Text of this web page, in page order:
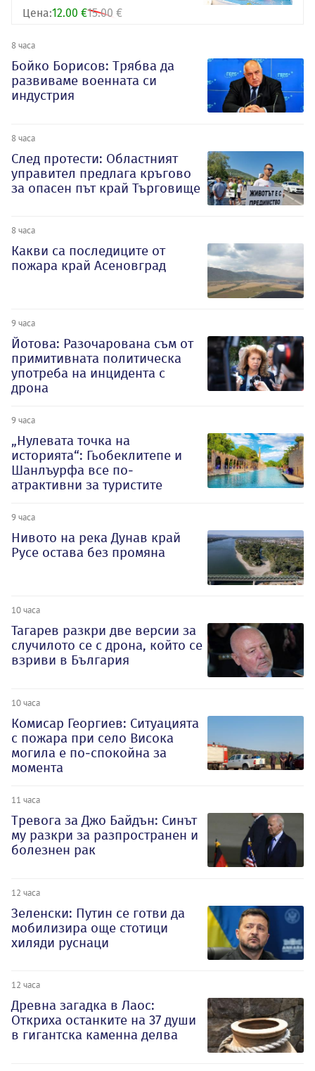
Цена:12.00 €15.00 €
8 часа
Бойко Борисов: Трябва да
развиваме военната си
индустрия
8 часа
След протести: Областният
управител предлага кръгово
за опасен път край Търговище
8 часа
Какви са последиците от
пожара край Асеновград
9 часа
Йотова: Разочарована съм от
примитивната политическа
употреба на инцидента с
дрона
9 часа
„Нулевата точка на
историята“: Гьобеклитепе и
Шанлъурфа все по-
атрактивни за туристите
9 часа
Нивото на река Дунав край
Русе остава без промяна
10 часа
Тагарев разкри две версии за
случилото се с дрона, който се
взриви в България
10 часа
Комисар Георгиев: Ситуацията
с пожара при село Висока
могила е по-спокойна за
момента
11 часа
Тревога за Джо Байдън: Синът
му разкри за разпространен и
болезнен рак
12 часа
Зеленски: Путин се готви да
мобилизира още стотици
хиляди руснаци
12 часа
Древна загадка в Лаос:
Откриха останките на 37 души
в гигантска каменна делва